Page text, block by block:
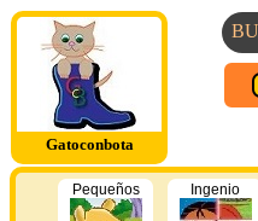
Gatoconbota
Pequeños Ingenio